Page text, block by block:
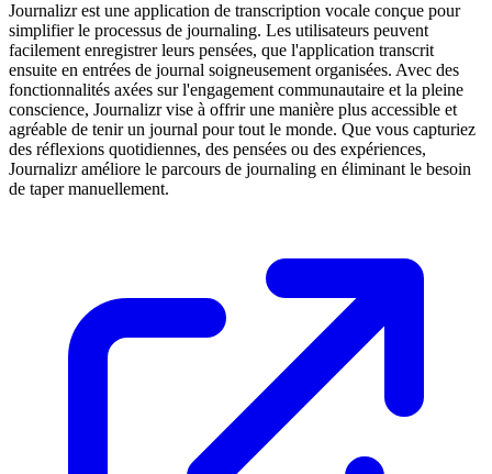
Journalizr est une application de transcription vocale conçue pour
simplifier le processus de journaling. Les utilisateurs peuvent
facilement enregistrer leurs pensées, que l'application transcrit
ensuite en entrées de journal soigneusement organisées. Avec des
fonctionnalités axées sur l'engagement communautaire et la pleine
conscience, Journalizr vise à offrir une manière plus accessible et
agréable de tenir un journal pour tout le monde. Que vous capturiez
des réflexions quotidiennes, des pensées ou des expériences,
Journalizr améliore le parcours de journaling en éliminant le besoin
de taper manuellement.